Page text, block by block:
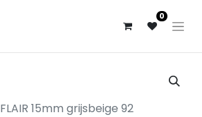
0
FLAIR 15mm grijsbeige 92